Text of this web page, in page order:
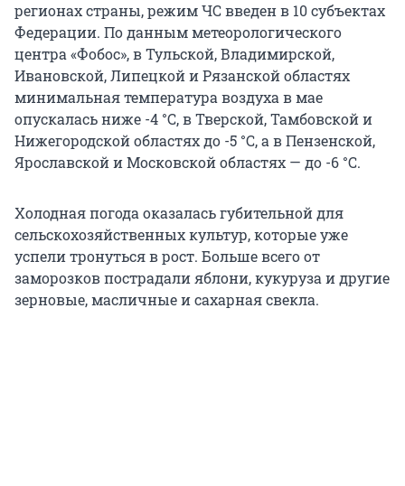
регионах страны, режим ЧС введен в 10 субъектах
Федерации. По данным метеорологического
центра «Фобос», в Тульской, Владимирской,
Ивановской, Липецкой и Рязанской областях
минимальная температура воздуха в мае
опускалась ниже -4 °С, в Тверской, Тамбовской и
Нижегородской областях до -5 °С, а в Пензенской,
Ярославской и Московской областях — до -6 °С.
Холодная погода оказалась губительной для
сельскохозяйственных культур, которые уже
успели тронуться в рост. Больше всего от
заморозков пострадали яблони, кукуруза и другие
зерновые, масличные и сахарная свекла.